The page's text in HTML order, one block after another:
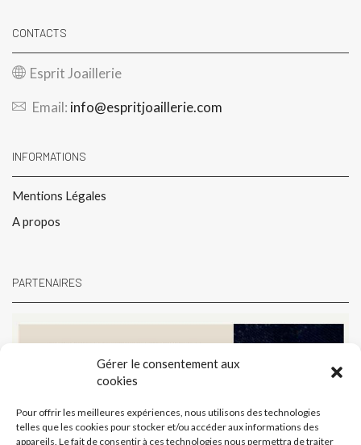
Gérer le consentement aux
cookies
Pour offrir les meilleures expériences, nous utilisons des technologies
telles que les cookies pour stocker et/ou accéder aux informations des
appareils. Le fait de consentir à ces technologies nous permettra de traiter
CONTACTS
Esprit Joaillerie
Email: info@espritjoaillerie.com
INFORMATIONS
Mentions Légales
A propos
PARTENAIRES